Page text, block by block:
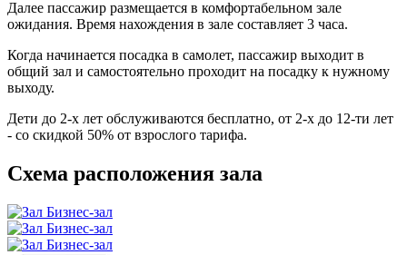
Далее пассажир размещается в комфортабельном зале
ожидания. Время нахождения в зале составляет 3 часа.
Когда начинается посадка в самолет, пассажир выходит в
общий зал и самостоятельно проходит на посадку к нужному
выходу.
Дети до 2-х лет обслуживаются бесплатно, от 2-х до 12-ти лет
- со скидкой 50% от взрослого тарифа.
Схема расположения зала